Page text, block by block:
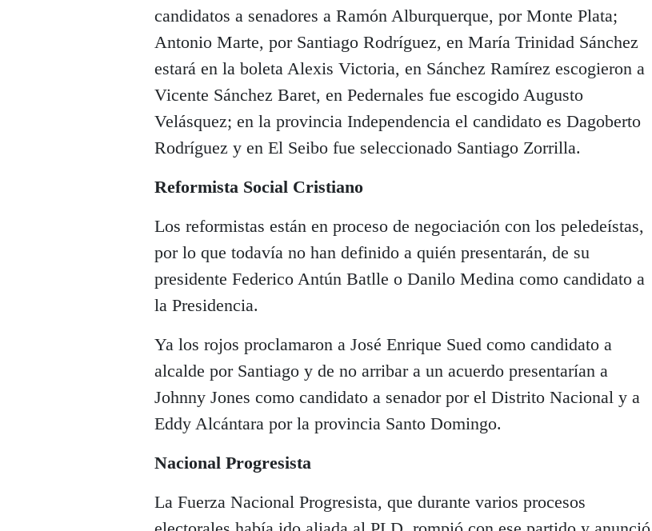
candidatos a senadores a Ramón Alburquerque, por Monte Plata;
Antonio Marte, por Santiago Rodríguez, en María Trinidad Sánchez
estará en la boleta Alexis Victoria, en Sánchez Ramírez escogieron a
Vicente Sánchez Baret, en Pedernales fue escogido Augusto
Velásquez; en la provincia Independencia el candidato es Dagoberto
Rodríguez y en El Seibo fue seleccionado Santiago Zorrilla.
Reformista Social Cristiano
Los reformistas están en proceso de negociación con los peledeístas,
por lo que todavía no han definido a quién presentarán, de su
presidente Federico Antún Batlle o Danilo Medina como candidato a
la Presidencia.
Ya los rojos proclamaron a José Enrique Sued como candidato a
alcalde por Santiago y de no arribar a un acuerdo presentarían a
Johnny Jones como candidato a senador por el Distrito Nacional y a
Eddy Alcántara por la provincia Santo Domingo.
Nacional Progresista
La Fuerza Nacional Progresista, que durante varios procesos